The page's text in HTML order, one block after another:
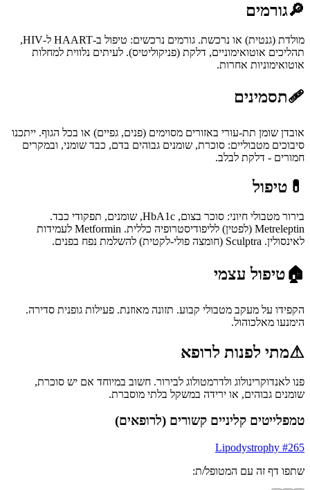
🔎גורמים
מולדת (גנטית) או נרכשת. גורמים נרכשים: טיפול ב-HAART ל-HIV,
תהליכים אוטואימוניים, דלקת (פניקוליטיס). לעיתים נלווית למחלות
אוטואימוניות אחרות.
🩹תסמינים
אובדן שומן תת-עורי באזורים מסוימים (פנים, גפיים) או בכל הגוף. ייתכנו
סיבוכים מטבוליים: סוכרת, שומנים גבוהים בדם, כבד שומני, ובמקרים
חמורים - דלקת לבלב.
💊 טיפול
בירור מטבולי חיוני: סוכר בצום, HbA1c, שומנים, תפקודי כבד.
Metreleptin (לפטין) לליפודיסטרופיה כללית. Metformin לעמידות
לאינסולין. Sculptra (חומצה פולי-לקטית) להשלמת נפח בפנים.
🏠טיפול עצמי
הקפידו על מעקב מטבולי קבוע. תזונה מאוזנת. פעילות גופנית סדירה.
הימנעו מאלכוהול.
⚠מתי לפנות לרופא
פנו לאנדוקרינולוג ולדרמטולוג לבירור. חשוב במיוחד אם יש סוכרת,
שומנים גבוהים, או ירידה במשקל בלתי מוסברת.
טמפלייטים קליניים קשורים (לרופאים)
#265
Lipodystrophy
שתפו דף זה עם המטופל/ת: